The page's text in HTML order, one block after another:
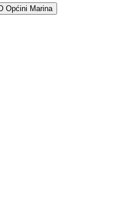
Općini Marina